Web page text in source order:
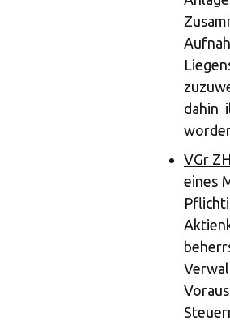
dahin
VGr
eines